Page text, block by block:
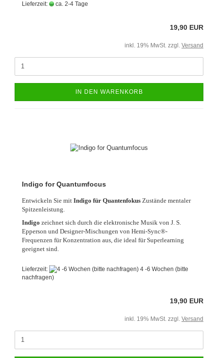
Lieferzeit: ca. 2-4 Tage
19,90 EUR
inkl. 19% MwSt. zzgl. Versand
IN DEN WARENKORB
Indigo for Quantumfocus
Entwickeln Sie mit Indigo für Quantenfokus Zustände mentaler
Spitzenleistung.
Indigo zeichnet sich durch die elektronische Musik von J. S.
Epperson und Designer-Mischungen von Hemi-Sync®-
Frequenzen für Konzentration aus, die ideal für Superlearning
geeignet sind.
Lieferzeit:
4 -6 Wochen (bitte
nachfragen)
19,90 EUR
inkl. 19% MwSt. zzgl. Versand